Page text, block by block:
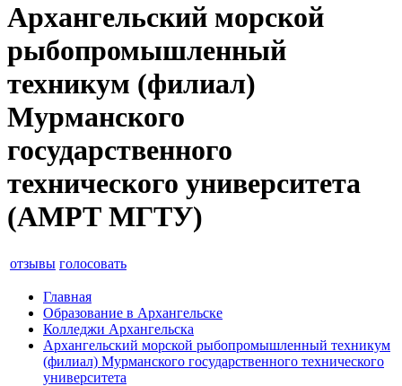
Архангельский морской
рыбопромышленный
техникум (филиал)
Мурманского
государственного
технического университета
(АМРТ МГТУ)
отзывы голосовать
Главная
Образование в Архангельске
Колледжи Архангельска
Архангельский морской рыбопромышленный техникум
(филиал) Мурманского государственного технического
университета